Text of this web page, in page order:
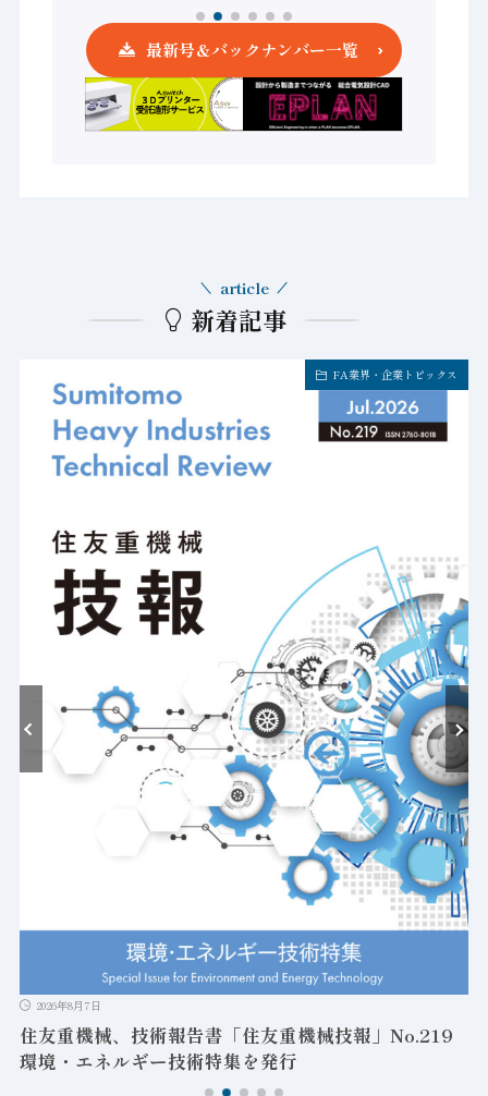
最新号＆バックナンバー一覧
新着記事
article
FA業界・企業トピックス
2026年8月7日
住友重機械、技術報告書「住友重機械技報」No.219
環境・エネルギー技術特集を発行